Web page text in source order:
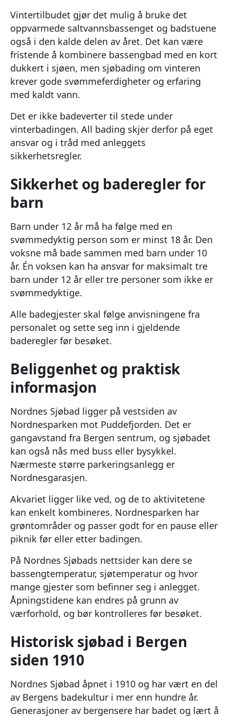
Vintertilbudet gjør det mulig å bruke det
oppvarmede saltvannsbassenget og badstuene
også i den kalde delen av året. Det kan være
fristende å kombinere bassengbad med en kort
dukkert i sjøen, men sjøbading om vinteren
krever gode svømmeferdigheter og erfaring
med kaldt vann.
Det er ikke badeverter til stede under
vinterbadingen. All bading skjer derfor på eget
ansvar og i tråd med anleggets
sikkerhetsregler.
Sikkerhet og baderegler for
barn
Barn under 12 år må ha følge med en
svømmedyktig person som er minst 18 år. Den
voksne må bade sammen med barn under 10
år. Én voksen kan ha ansvar for maksimalt tre
barn under 12 år eller tre personer som ikke er
svømmedyktige.
Alle badegjester skal følge anvisningene fra
personalet og sette seg inn i gjeldende
baderegler før besøket.
Beliggenhet og praktisk
informasjon
Nordnes Sjøbad ligger på vestsiden av
Nordnesparken mot Puddefjorden. Det er
gangavstand fra Bergen sentrum, og sjøbadet
kan også nås med buss eller bysykkel.
Nærmeste større parkeringsanlegg er
Nordnesgarasjen.
Akvariet ligger like ved, og de to aktivitetene
kan enkelt kombineres. Nordnesparken har
grøntområder og passer godt for en pause eller
piknik før eller etter badingen.
På Nordnes Sjøbads nettsider kan dere se
bassengtemperatur, sjøtemperatur og hvor
mange gjester som befinner seg i anlegget.
Åpningstidene kan endres på grunn av
værforhold, og bør kontrolleres før besøket.
Historisk sjøbad i Bergen
siden 1910
Nordnes Sjøbad åpnet i 1910 og har vært en del
av Bergens badekultur i mer enn hundre år.
Generasjoner av bergensere har badet og lært å